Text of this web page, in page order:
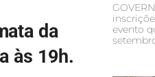
da
às 19h.
evento